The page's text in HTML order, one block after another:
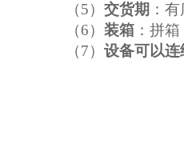
（5） 交货期 ：
（6） 装箱 ：拼箱
（7） 设备可以